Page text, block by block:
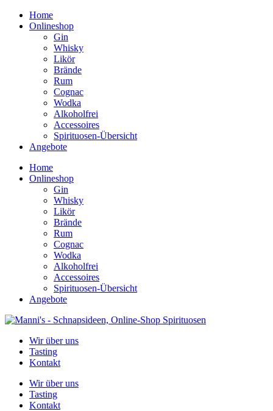
Home
Onlineshop
Gin
Whisky
Likör
Brände
Rum
Cognac
Wodka
Alkoholfrei
Accessoires
Spirituosen-Übersicht
Angebote
Home
Onlineshop
Gin
Whisky
Likör
Brände
Rum
Cognac
Wodka
Alkoholfrei
Accessoires
Spirituosen-Übersicht
Angebote
Wir über uns
Tasting
Kontakt
Wir über uns
Tasting
Kontakt